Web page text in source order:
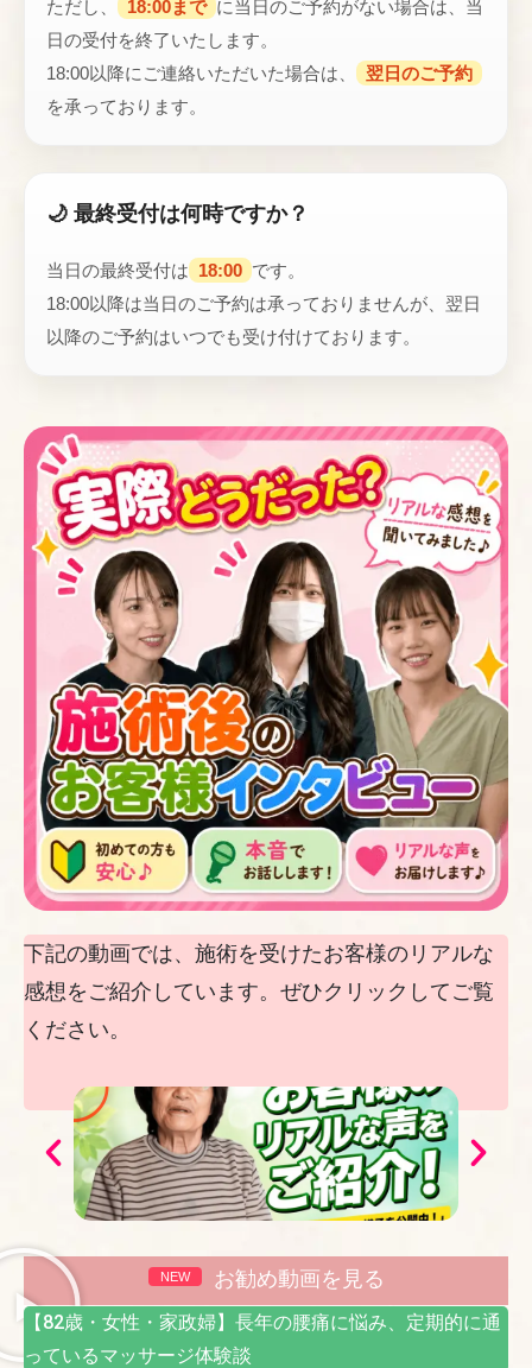
ただし、 18:00まで に当日のご予約がない場合は、当
日の受付を終了いたします。
18:00以降にご連絡いただいた場合は、
翌日のご予約
を承っております。
🌙 最終受付は何時ですか？
当日の最終受付は 18:00 です。
18:00以降は当日のご予約は承っておりませんが、翌日
以降のご予約はいつでも受け付けております。
下記の動画では、施術を受けたお客様のリアルな
感想をご紹介しています。ぜひクリックしてご覧
ください。
NEW お勧め動画を見る
【82歳・女性・家政婦】長年の腰痛に悩み、定期的に通
っているマッサージ体験談